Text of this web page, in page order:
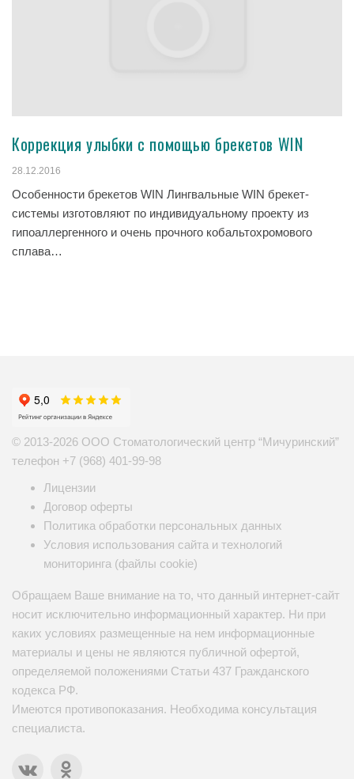
Коррекция улыбки с помощью брекетов WIN
28.12.2016
Особенности брекетов WIN Лингвальные WIN брекет-
системы изготовляют по индивидуальному проекту из
гипоаллергенного и очень прочного кобальтохромового
сплава…
© 2013-2026 ООО Стоматологический центр “Мичуринский”
телефон +7 (968) 401-99-98
Лицензии
Договор оферты
Политика обработки персональных данных
Условия использования сайта и технологий
мониторинга (файлы cookie)
Обращаем Ваше внимание на то, что данный интернет-сайт
носит исключительно информационный характер. Ни при
каких условиях размещенные на нем информационные
материалы и цены не являются публичной офертой,
определяемой положениями Статьи 437 Гражданского
кодекса РФ.
Имеются противопоказания. Необходима консультация
специалиста.